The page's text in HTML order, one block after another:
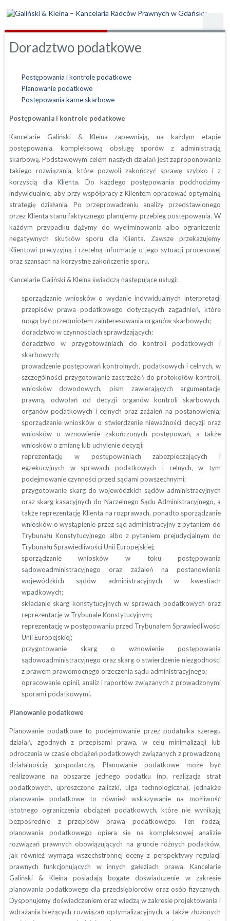
Doradztwo podatkowe
Postępowania i kontrole podatkowe
Planowanie podatkowe
Postępowania karne skarbowe
Postępowania i kontrole podatkowe
Kancelarie Galiński & Kleina zapewniają, na każdym etapie
postępowania, kompleksową obsługę sporów z administracją
skarbową. Podstawowym celem naszych działań jest zaproponowanie
takiego rozwiązania, które pozwoli zakończyć sprawę szybko i z
korzyścią dla Klienta. Do każdego postępowania podchodzimy
indywidualnie, aby przy współpracy z Klientem opracować optymalną
strategię działania. Po przeprowadzeniu analizy przedstawionego
przez Klienta stanu faktycznego planujemy przebieg postępowania. W
każdym przypadku dążymy do wyeliminowania albo ograniczenia
negatywnych skutków sporu dla Klienta. Zawsze przekazujemy
Klientowi precyzyjną i rzetelną informację o jego sytuacji procesowej
oraz szansach na korzystne zakończenie sporu.
Kancelarie Galiński & Kleina świadczą następujące usługi:
sporządzanie wniosków o wydanie indywidualnych interpretacji
przepisów prawa podatkowego dotyczących zagadnień, które
mogą być przedmiotem zainteresowania organów skarbowych;
doradztwo w czynnościach sprawdzających;
doradztwo w przygotowaniach do kontroli podatkowych i
skarbowych;
prowadzenie postępowań kontrolnych, podatkowych i celnych, w
szczególności przygotowanie zastrzeżeń do protokołów kontroli,
wniosków dowodowych, pism zawierających argumentację
prawną, odwołań od decyzji organów kontroli skarbowych,
organów podatkowych i celnych oraz zażaleń na postanowienia;
sporządzanie wniosków o stwierdzenie nieważności decyzji oraz
wniosków o wznowienie zakończonych postępowań, a także
wniosków o zmianę lub uchylenie decyzji;
reprezentację w postępowaniach zabezpieczających i
egzekucyjnych w sprawach podatkowych i celnych, w tym
podejmowanie czynności przed sądami powszechnymi;
przygotowanie skarg do wojewódzkich sądów administracyjnych
oraz skarg kasacyjnych do Naczelnego Sądu Administracyjnego, a
także reprezentację Klienta na rozprawach, ponadto sporządzanie
wniosków o wystąpienie przez sąd administracyjny z pytaniem do
Trybunału Konstytucyjnego albo z pytaniem prejudycjalnym do
Trybunału Sprawiedliwości Unii Europejskiej;
sporządzanie wniosków w toku postępowania
sądowoadministracyjnego oraz zażaleń na postanowienia
wojewódzkich sądów administracyjnych w kwestiach
wpadkowych;
składanie skarg konstytucyjnych w sprawach podatkowych oraz
reprezentację w Trybunale Konstytucyjnym;
reprezentację w postępowaniu przed Trybunałem Sprawiedliwości
Unii Europejskiej;
przygotowanie skarg o wznowienie postępowania
sądowoadministracyjnego oraz skarg o stwierdzenie niezgodności
z prawem prawomocnego orzeczenia sądu administracyjnego;
opracowanie opinii, analiz i raportów związanych z prowadzonymi
sporami podatkowymi.
Planowanie podatkowe
Planowanie podatkowe to podejmowanie przez podatnika szeregu
działań, zgodnych z przepisami prawa, w celu minimalizacji lub
odroczenia w czasie obciążeń podatkowych związanych z prowadzoną
działalnością gospodarczą. Planowanie podatkowe może być
realizowane na obszarze jednego podatku (np. realizacja strat
podatkowych, uproszczone zaliczki, ulga technologiczna), jednakże
planowanie podatkowe to również wskazywanie na możliwość
istotnego ograniczenia obciążeń podatkowych, które nie wynikają
bezpośrednio z przepisów prawa podatkowego. Ten rodzaj
planowania podatkowego opiera się na kompleksowej analizie
rozwiązań prawnych obowiązujących na gruncie różnych podatków,
jak również wymaga wszechstronnej oceny z perspektywy regulacji
prawnych funkcjonujących w innych gałęziach prawa. Kancelarie
Galiński & Kleina posiadają bogate doświadczenie w zakresie
planowania podatkowego dla przedsiębiorców oraz osób fizycznych.
Dysponujemy doświadczeniem oraz wiedzą w zakresie projektowania i
wdrażania bieżących rozwiązań optymalizacyjnych, a także złożonych